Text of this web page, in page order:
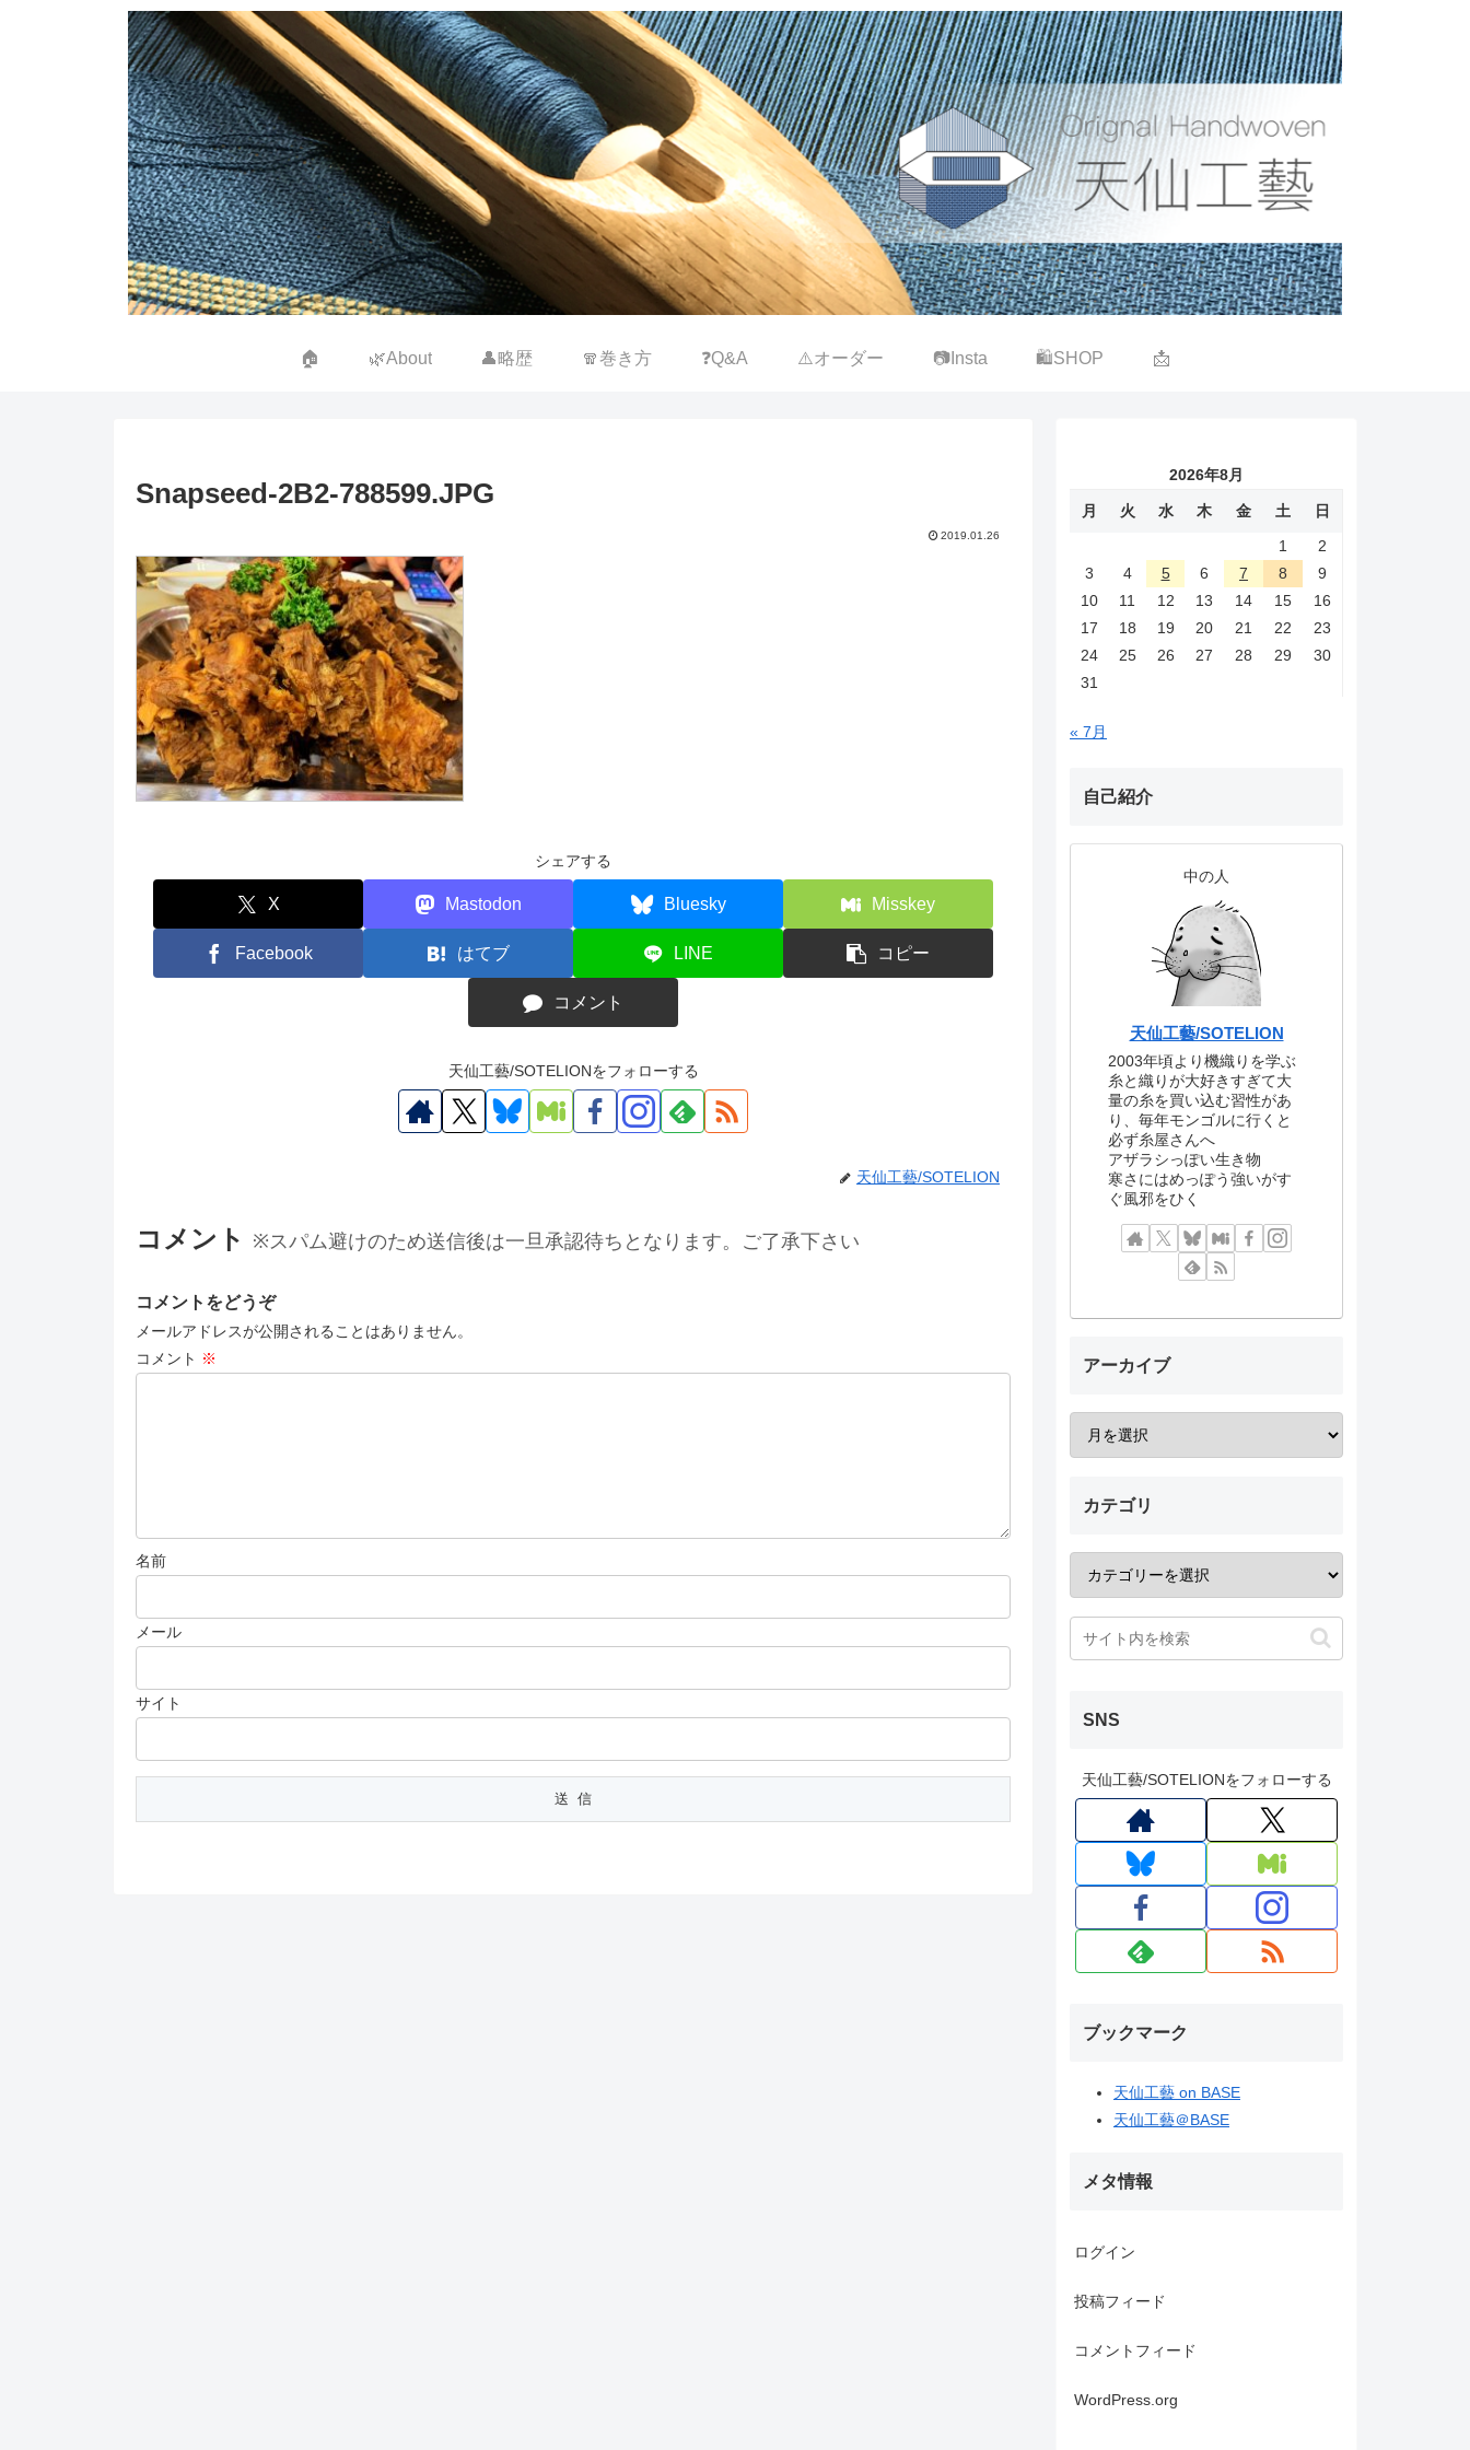
🏠 🌿About 👤略歴 🧣巻き方 ❓Q&A ⚠️オーダー 📷Insta 🛍SHOP 📩
Snapseed-2B2-788599.JPG
2019.01.26
シェアする
X Mastodon Bluesky Misskey
Facebook はてブ LINE コピー
コメント
天仙工藝/SOTELIONをフォローする
天仙工藝/SOTELION
コメント ※スパム避けのため送信後は一旦承認待ちとなります。ご了承下さい
コメントをどうぞ
メールアドレスが公開されることはありません。
コメント ※
名前
メール
サイト
2026年8月
月 火 水 木 金 土
日
1
2
3
4 5 6 7 8
9
10
11 12 13 14 15
16
17
18 19 20 21 22
23
24
25 26 27 28 29
30
31
« 7月
自己紹介
中の人
天仙工藝/SOTELION
2003年頃より機織りを学ぶ
糸と織りが大好きすぎて大
量の糸を買い込む習性があ
り、毎年モンゴルに行くと
必ず糸屋さんへ
アザラシっぽい生き物
寒さにはめっぽう強いがす
ぐ風邪をひく
アーカイブ
カテゴリ
SNS
天仙工藝/SOTELIONをフォローする
ブックマーク
天仙工藝 on BASE
天仙工藝＠BASE
メタ情報
ログイン
投稿フィード
コメントフィード
WordPress.org